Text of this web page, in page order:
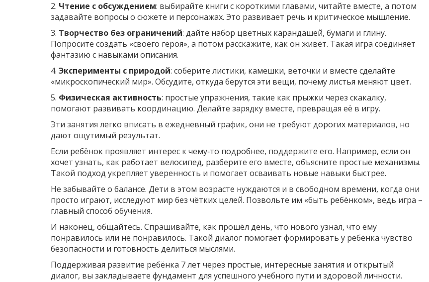
2. Чтение с обсуждением: выбирайте книги с короткими главами, читайте вместе, а потом
задавайте вопросы о сюжете и персонажах. Это развивает речь и критическое мышление.
3. Творчество без ограничений: дайте набор цветных карандашей, бумаги и глину.
Попросите создать «своего героя», а потом расскажите, как он живёт. Такая игра соединяет
фантазию с навыками описания.
4. Эксперименты с природой: соберите листики, камешки, веточки и вместе сделайте
«микроскопический мир». Обсудите, откуда берутся эти вещи, почему листья меняют цвет.
5. Физическая активность: простые упражнения, такие как прыжки через скакалку,
помогают развивать координацию. Делайте зарядку вместе, превращая её в игру.
Эти занятия легко вписать в ежедневный график, они не требуют дорогих материалов, но
дают ощутимый результат.
Если ребёнок проявляет интерес к чему‑то подробнее, поддержите его. Например, если он
хочет узнать, как работает велосипед, разберите его вместе, объясните простые механизмы.
Такой подход укрепляет уверенность и помогает осваивать новые навыки быстрее.
Не забывайте о балансе. Дети в этом возрасте нуждаются и в свободном времени, когда они
просто играют, исследуют мир без чётких целей. Позвольте им «быть ребёнком», ведь игра –
главный способ обучения.
И наконец, общайтесь. Спрашивайте, как прошёл день, что нового узнал, что ему
понравилось или не понравилось. Такой диалог помогает формировать у ребёнка чувство
безопасности и готовность делиться мыслями.
Поддерживая развитие ребёнка 7 лет через простые, интересные занятия и открытый
диалог, вы закладываете фундамент для успешного учебного пути и здоровой личности.